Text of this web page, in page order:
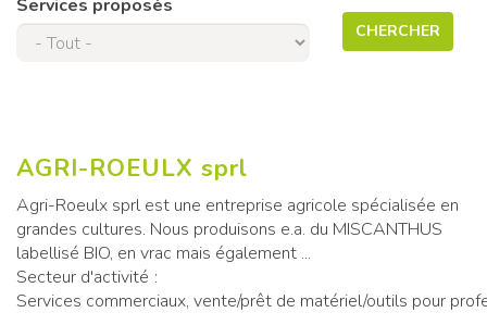
Services proposés
CHERCHER
AGRI-ROEULX sprl
Agri-Roeulx sprl est une entreprise agricole spécialisée en
grandes cultures. Nous produisons e.a. du MISCANTHUS
labellisé BIO, en vrac mais également ...
Secteur d'activité
Services commerciaux, vente/prêt de matériel/outils pour